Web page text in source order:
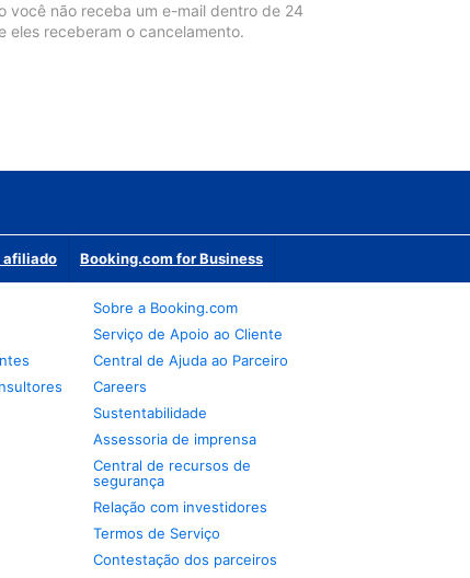
você não receba um e-mail dentro de 24
eles receberam o cancelamento.
afiliado Booking.com for Business
Sobre a Booking.com
Serviço de Apoio ao Cliente
Central de Ajuda ao Parceiro
Careers
Sustentabilidade
Assessoria de imprensa
Central de recursos de
segurança
Relação com investidores
Termos de Serviço
Contestação dos parceiros